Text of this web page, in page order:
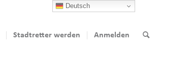
Stadtretter werden Anmelden
Deutsch